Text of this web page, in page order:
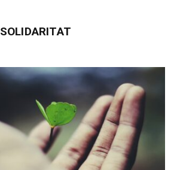
SOLIDARITAT